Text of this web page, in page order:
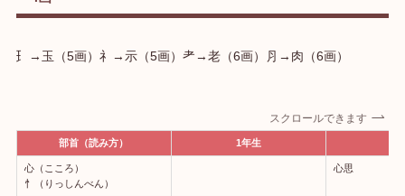
⺩→玉（5画）礻→示（5画）耂→老（6画）⺼→肉（6画）
スクロールできます
部首（読み方） 1年生
心（こころ）
忄（りっしんべん）
心思